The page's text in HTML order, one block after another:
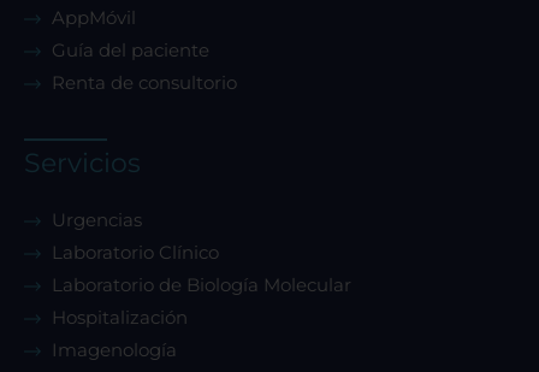
AppMóvil
Guía del paciente
Renta de consultorio
Servicios
Urgencias
Laboratorio Clínico
Laboratorio de Biología Molecular
Hospitalización
Imagenología